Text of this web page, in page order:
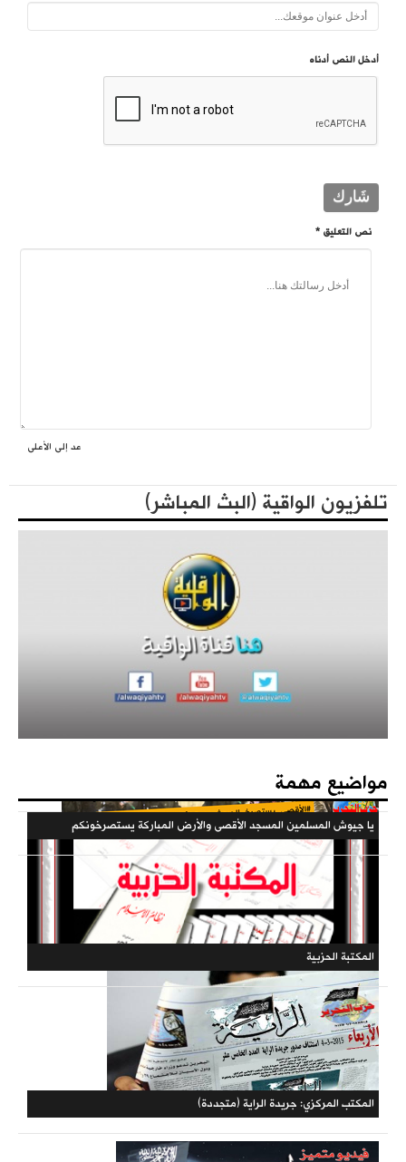
أدخل النص أدناه
نص التعليق *
عد إلى الأعلى
تلفزيون الواقية (البث المباشر)
مواضيع مهمة
فهارس مجلة الوعي
حملات الحزب
المكتبة الثقافية
يا جيوش المسلمين المسجد الأقصى والأرض المباركة يستصرخونكم
كتاب - فعاليات الذكرى المئوية لهدم الخلافة 1442هـ